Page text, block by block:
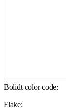
Bolidt color code:
Flake: